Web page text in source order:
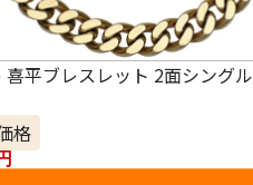
喜平ブレスレット 2面シングル
格